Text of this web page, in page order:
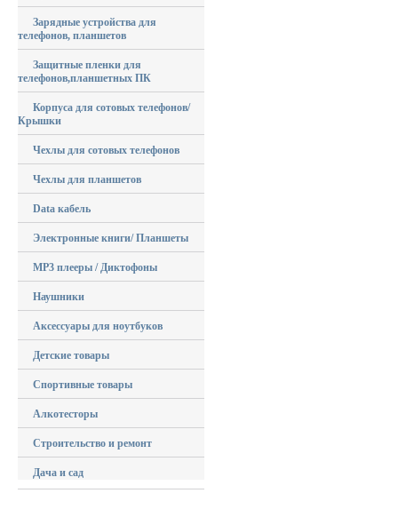
Зарядные устройства для
телефонов, планшетов
Защитные пленки для
телефонов,планшетных ПК
Корпуса для сотовых телефонов/
Крышки
Чехлы для сотовых телефонов
Чехлы для планшетов
Data кабель
Электронные книги/ Планшеты
MP3 плееры / Диктофоны
Наушники
Аксессуары для ноутбуков
Детские товары
Спортивные товары
Алкотесторы
Строительство и ремонт
Дача и сад